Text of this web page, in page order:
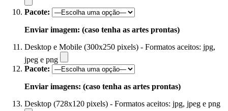
Pacote:
Enviar imagem: (caso tenha as artes prontas)
Desktop e Mobile (300x250 pixels) - Formatos aceitos: jpg,
jpeg e png
Pacote:
Enviar imagens: (caso tenha as artes prontas)
Desktop (728x120 pixels) - Formatos aceitos: jpg, jpeg e png